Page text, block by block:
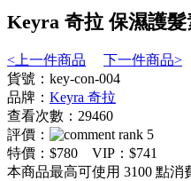
Keyra 奇拉 保濕護
<上一件商品
下一件商品>
貨號：key-con-004
品牌： Keyra 奇拉
查看次數：29460
評價：
特價： $780 VIP： $741
本商品最高可使用 3100 點消